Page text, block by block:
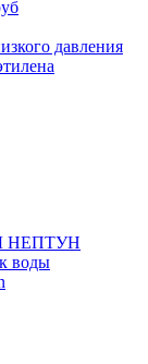
давления
НЕПТУН
воды